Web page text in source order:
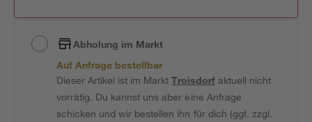
Abholung im Markt
Auf Anfrage bestellbar
Dieser Artikel ist im MarktTroisdorfaktuell nicht
vorrätig. Du kannst uns aber eine Anfrage
schicken und wir bestellen ihn für dich (ggf. zzgl.